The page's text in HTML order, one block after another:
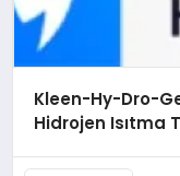
Kleen-Hy-Dro-
Hidrojen Isıtma